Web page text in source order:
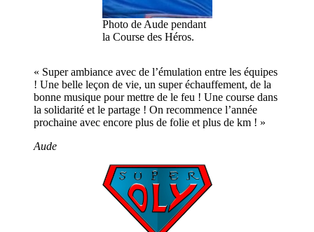
Photo de Aude pendant
la Course des Héros.
« Super ambiance avec de l’émulation entre les équipes
! Une belle leçon de vie, un super échauffement, de la
bonne musique pour mettre de le feu ! Une course dans
la solidarité et le partage ! On recommence l’année
prochaine avec encore plus de folie et plus de km ! »
Aude